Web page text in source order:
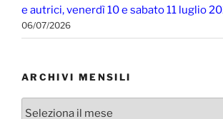
e autrici, venerdì 10 e sabato 11 luglio
06/07/2026
ARCHIVI MENSILI
Archivi